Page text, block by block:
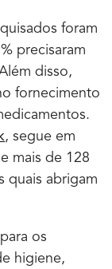
foram
precisaram
disso,
fornecimento
, segue em
mais de 128
quais abrigam
os
higiene,